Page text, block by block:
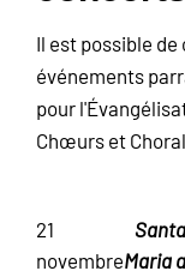
Il est possible
événements
pour
Chœurs et
21
novembre
Santa
Maria